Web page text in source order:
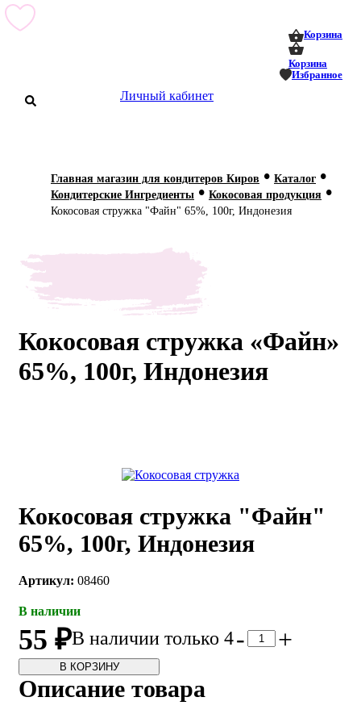
Корзина
Корзина
Избранное
Личный кабинет
О нас
Мастер-
106
256-54-
Главная магазин для кондитеров Киров • Каталог •
Кондитерские Ингредиенты • Кокосовая продукция •
Кокосовая стружка "Файн" 65%, 100г, Индонезия
Кокосовая стружка «Файн»
65%, 100г, Индонезия
Кокосовая стружка "Файн"
65%, 100г, Индонезия
Артикул: 08460
В наличии
55 ₽В наличии только 4- +
В КОРЗИНУ
Описание товара